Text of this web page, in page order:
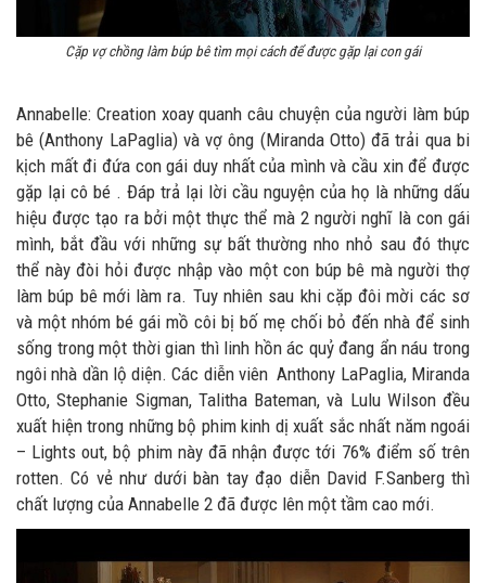
Cặp vợ chồng làm búp bê tìm mọi cách để được gặp lại con gái
Annabelle: Creation xoay quanh câu chuyện của người làm búp
bê (Anthony LaPaglia) và vợ ông (Miranda Otto) đã trải qua bi
kịch mất đi đứa con gái duy nhất của mình và cầu xin để được
gặp lại cô bé . Đáp trả lại lời cầu nguyện của họ là những dấu
hiệu được tạo ra bởi một thực thể mà 2 người nghĩ là con gái
mình, bắt đầu với những sự bất thường nho nhỏ sau đó thực
thể này đòi hỏi được nhập vào một con búp bê mà người thợ
làm búp bê mới làm ra. Tuy nhiên sau khi cặp đôi mời các sơ
và một nhóm bé gái mồ côi bị bố mẹ chối bỏ đến nhà để sinh
sống trong một thời gian thì linh hồn ác quỷ đang ẩn náu trong
ngôi nhà dần lộ diện. Các diễn viên Anthony LaPaglia, Miranda
Otto, Stephanie Sigman, Talitha Bateman, và Lulu Wilson đều
xuất hiện trong những bộ phim kinh dị xuất sắc nhất năm ngoái
– Lights out, bộ phim này đã nhận được tới 76% điểm số trên
rotten. Có vẻ như dưới bàn tay đạo diễn David F.Sanberg thì
chất lượng của Annabelle 2 đã được lên một tầm cao mới.